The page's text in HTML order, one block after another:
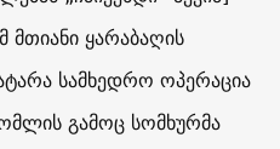
მთიანი ყარაბაღის
სამხედრო ოპერაცია
გამოც სომხურმა